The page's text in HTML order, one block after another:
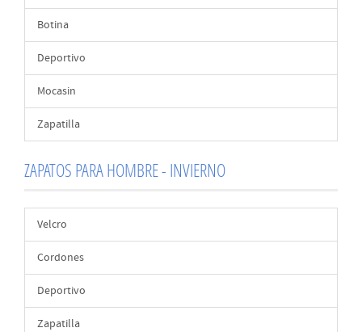
Botina
Deportivo
Mocasin
Zapatilla
ZAPATOS PARA HOMBRE - INVIERNO
Velcro
Cordones
Deportivo
Zapatilla